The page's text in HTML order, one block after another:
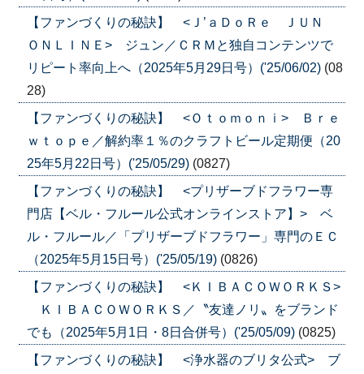
【ファンづくりの秘訣】 <Ｊ’ａＤｏＲｅ ＪＵＮ
ＯＮＬＩＮＥ> ジュン／ＣＲＭと独自コンテンツで
リピート率向上へ（2025年5月29日号）('25/06/02) (08
28)
【ファンづくりの秘訣】 <Ｏｔｏｍｏｎｉ> Ｂｒｅ
ｗｔｏｐｅ／解約率１％のクラフトビール定期便（20
25年5月22日号）('25/05/29) (0827)
【ファンづくりの秘訣】 <プリザーブドフラワー専
門店【ベル・フルール公式オンラインストア】> ベ
ル・フルール／「プリザーブドフラワー」専門のＥＣ
（2025年5月15日号）('25/05/19) (0826)
【ファンづくりの秘訣】 <ＫＩＢＡＣＯＷＯＲＫＳ>
ＫＩＢＡＣＯＷＯＲＫＳ／〝友達ノリ〟をブランド
でも（2025年5月1日・8日合併号）('25/05/09) (0825)
【ファンづくりの秘訣】 <浄水器のブリタ公式> ブ